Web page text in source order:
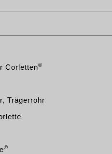
Corletten®
Trägerrohr
®